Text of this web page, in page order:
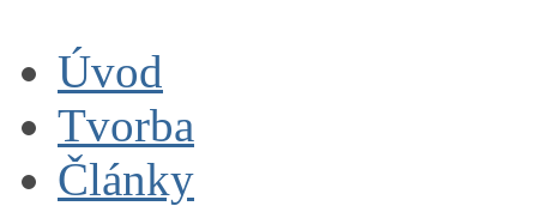
Úvod
Tvorba
Články